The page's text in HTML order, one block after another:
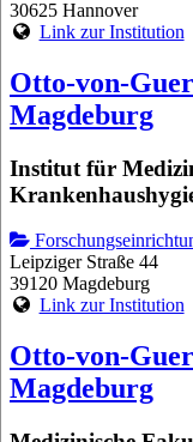
30625 Hannover
Link zur Institution
Otto-von-
Magdeburg
Institut für
Leipziger Straße 44
39120 Magdeburg
Link zur Institution
Otto-von-
Magdeburg